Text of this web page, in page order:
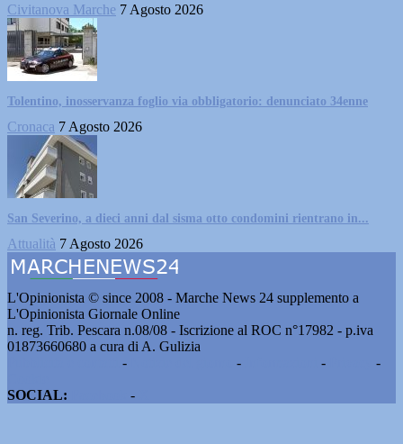
Civitanova Marche 7 Agosto 2026
Tolentino, inosservanza foglio via obbligatorio: denunciato 34enne
Cronaca 7 Agosto 2026
San Severino, a dieci anni dal sisma otto condomini rientrano in...
Attualità 7 Agosto 2026
L'Opinionista © since 2008 - Marche News 24 supplemento a
L'Opinionista Giornale Online
n. reg. Trib. Pescara n.08/08 - Iscrizione al ROC n°17982 - p.iva
01873660680 a cura di A. Gulizia
- - -
-
SOCIAL:
-